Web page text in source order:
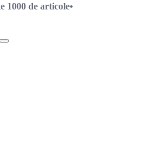
1000 de articole•